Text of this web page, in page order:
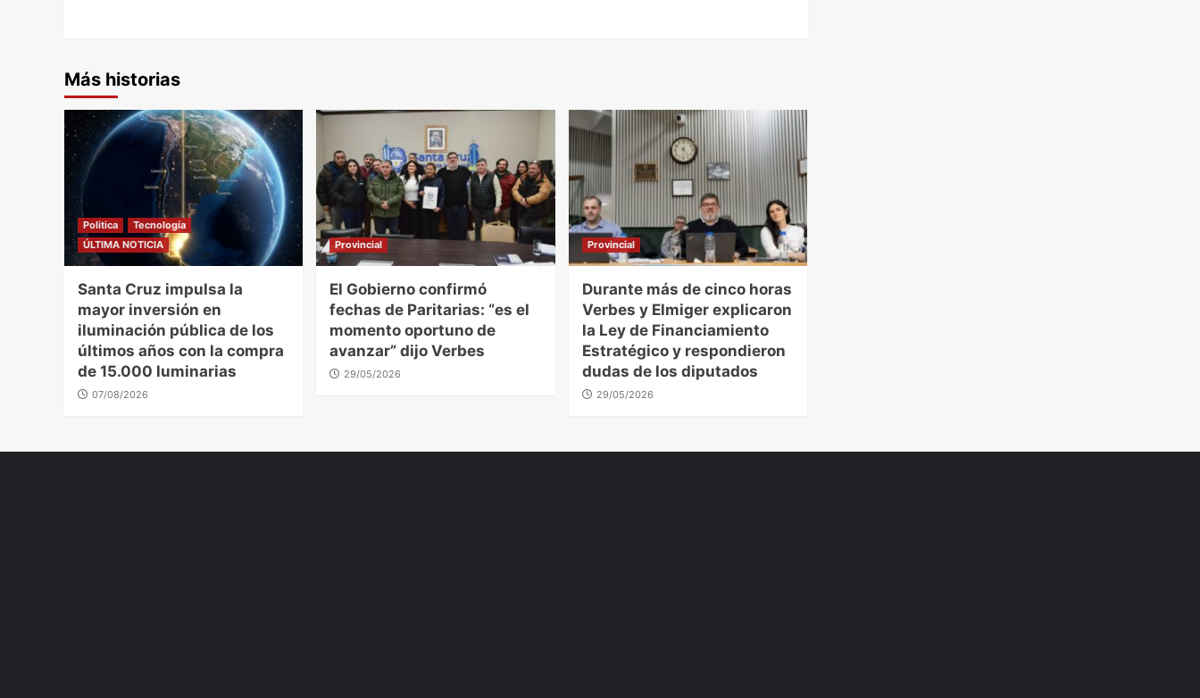
Más historias
Politica
Tecnología
ÚLTIMA NOTICIA
Santa Cruz impulsa la
mayor inversión en
iluminación pública de los
últimos años con la compra
de 15.000 luminarias
07/08/2026
Provincial
El Gobierno confirmó
fechas de Paritarias: “es el
momento oportuno de
avanzar” dijo Verbes
29/05/2026
Provincial
Durante más de cinco horas
Verbes y Elmiger explicaron
la Ley de Financiamiento
Estratégico y respondieron
dudas de los diputados
29/05/2026